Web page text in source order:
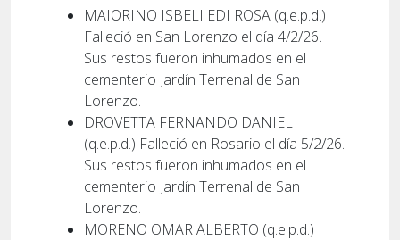
MAIORINO ISBELI EDI ROSA (q.e.p.d.)
Falleció en San Lorenzo el día 4/2/26.
Sus restos fueron inhumados en el
cementerio Jardín Terrenal de San
Lorenzo.
DROVETTA FERNANDO DANIEL
(q.e.p.d.) Falleció en Rosario el día 5/2/26.
Sus restos fueron inhumados en el
cementerio Jardín Terrenal de San
Lorenzo.
MORENO OMAR ALBERTO (q.e.p.d.)